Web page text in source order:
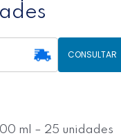
CONSULTAR
ml – 25 unidades